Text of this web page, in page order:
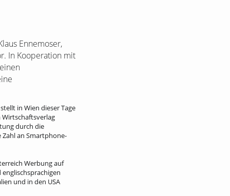
Ennemoser,
In Kooperation mit
in Wien dieser Tage
durch die
an Smartphone-
Werbung auf
und in den USA